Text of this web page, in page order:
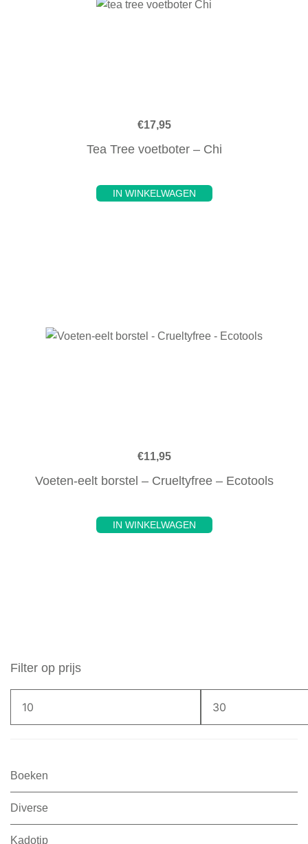
€17,95
Tea Tree voetboter – Chi
IN WINKELWAGEN
€11,95
Voeten-eelt borstel – Crueltyfree – Ecotools
IN WINKELWAGEN
Filter op prijs
Boeken
Diverse
Kadotip